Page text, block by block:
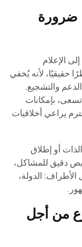
: ضرورة
الإعلام
حقيقيًا، لأنه يُخفي
والتشجيع.
بإمكانات
يراعي أخلاقيات
أو إطلاق
دقيق للمشاكل،
الدولة،
من أجل